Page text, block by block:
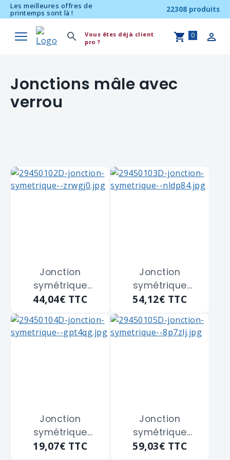
Les meilleures offres de
printemps sont là ! 22308 produits
Vous êtes déjà client
pro ?
0
Jonctions mâle avec
verrou
Jonction
symétrique
guillemin avec
ALFAFLEX
"GGAJM025" DN
44,04€ TTC
Jonction
symétrique
guillemin avec
ALFAFLEX
"GGAJM030" DN
54,12€ TTC
Jonction
symétrique
guillemin avec
19,07€ TTC
Jonction
symétrique
guillemin avec
59,03€ TTC